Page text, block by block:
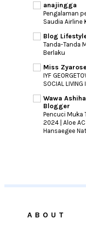
anajingga
Pengalaman
Saudia Airline
Blog
Tanda-Tanda
Berlaku
Miss
IYF
SOCIAL LIVING
Wawa
Blogger
Pencuci Muka
2024 | Aloe
Hansaegee
ABOUT